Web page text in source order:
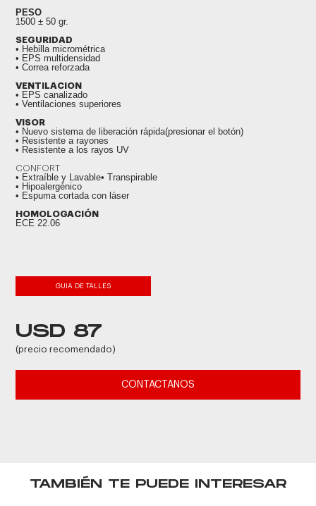
PESO
1500 ± 50 gr.
SEGURIDAD
• Hebilla micrométrica
• EPS multidensidad
• Correa reforzada
VENTILACION
• EPS canalizado
• Ventilaciones superiores
VISOR
• Nuevo sistema de liberación rápida(presionar el botón)
• Resistente a rayones
• Resistente a los rayos UV
CONFORT
• Extraíble y Lavable• Transpirable
• Hipoalergénico
• Espuma cortada con láser
HOMOLOGACIÓN
ECE 22.06
GUIA DE TALLES
USD 87
(precio recomendado)
CONTACTANOS
TAMBIÉN TE PUEDE INTERESAR